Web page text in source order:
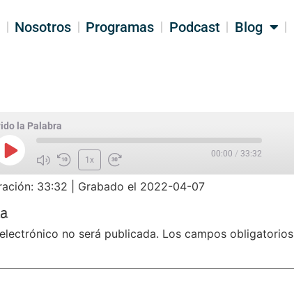
Nosotros Programas Podcast Blog
la Palabra
1x
00:00 / 33:32
SUSCRIBIR COMPARTIR
33:32 Grabado el 2022-04-07
no será publicada. Los campos